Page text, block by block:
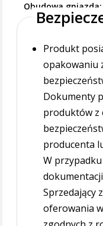
Obudowa gniazda
Produkt
opakowaniu
Dokumenty
produktów z
producenta
W
Sprzedający
oferowania